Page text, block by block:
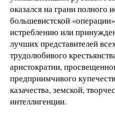
оказался на грани полного
большевистской
истреблению или
лучших представителей
трудолюбивого
аристократии,
предприимчивого
казачества, земской,
интеллигенции.